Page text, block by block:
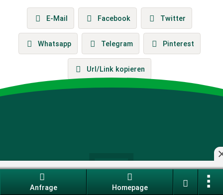
Anfrage Homepage
E-Mail Facebook Twitter
Whatsapp Telegram Pinterest
Url/Link kopieren
Du machst Urlaub. Wir machen mehr